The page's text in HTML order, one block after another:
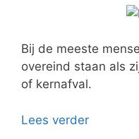
Bij de meeste
overeind staan als
of kernafval.
Lees verder